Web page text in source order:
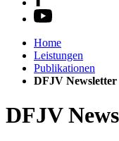
Home
Leistungen
Publikationen
DFJV Newsletter
DFJV